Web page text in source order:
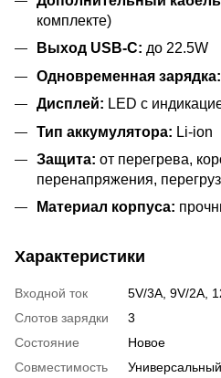
комплекте)
Выход USB-C: до 22.5W
Одновременная зарядка:
Дисплей: LED с
Тип аккумулятора: Li-ion
Защита: от перегрева,
перенапряжения,
Материал корпуса:
Характеристики
Входной ток
5V/3A, 9V/2A,
Слотов зарядки
3
Состояние
Новое
Совместимость
Универсальный